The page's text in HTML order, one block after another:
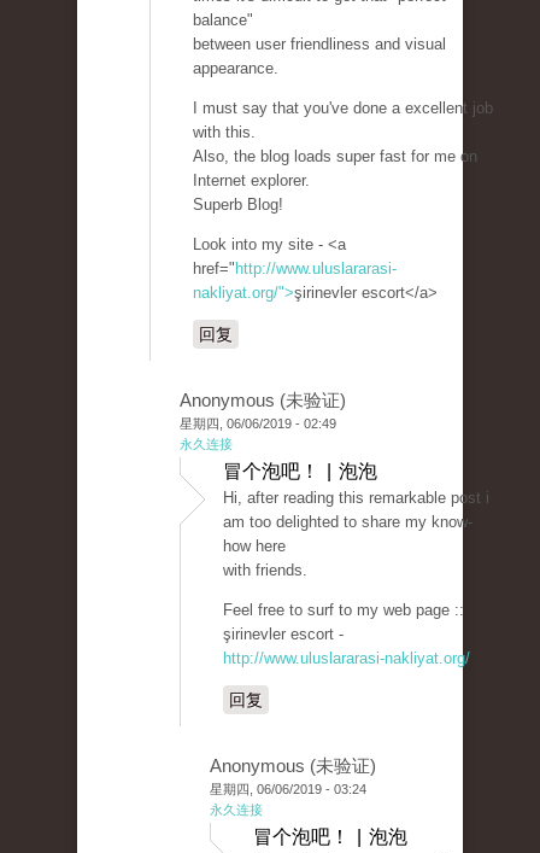
balance"
between user friendliness and visual
appearance.
I must say that you've done a excellent job
with this.
Also, the blog loads super fast for me on
Internet explorer.
Superb Blog!
Look into my site - <a
href=" http://www.uluslararasi-
nakliyat.org/">şirinevler escort</a>
回复
Anonymous (未验证)
星期四, 06/06/2019 - 02:49
永久连接
冒个泡吧！ | 泡泡
Hi, after reading this remarkable post i
am too delighted to share my know-
how here
with friends.
Feel free to surf to my web page ::
şirinevler escort -
http://www.uluslararasi-nakliyat.org/
回复
Anonymous (未验证)
星期四, 06/06/2019 - 03:24
永久连接
冒个泡吧！ | 泡泡